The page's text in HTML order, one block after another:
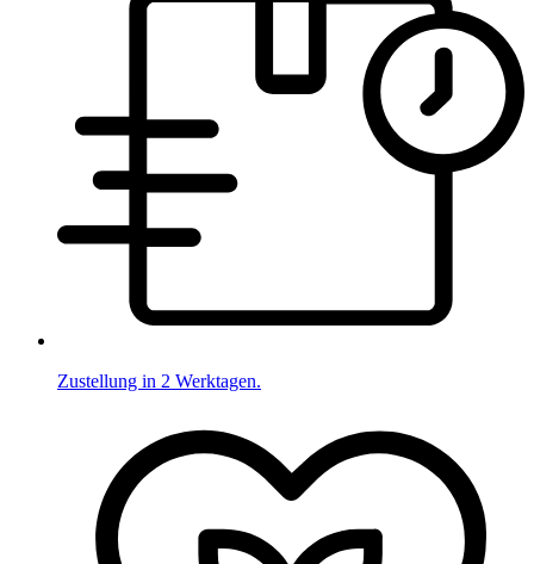
Zustellung in 2 Werktagen.